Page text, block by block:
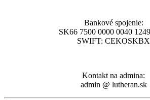
Bankové spojenie:
SK66 7500 0000 0040
SWIFT: CEKOSKBX
Kontakt na admina:
admin @ lutheran.sk